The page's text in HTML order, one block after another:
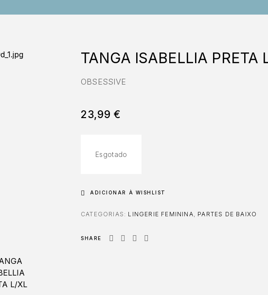
TANGA ISABELLIA PRETA
OBSESSIVE
23,99 €
Esgotado
ADICIONAR À WISHLIST
CATEGORIAS: LINGERIE FEMININA, PARTES DE BAIXO
SHARE